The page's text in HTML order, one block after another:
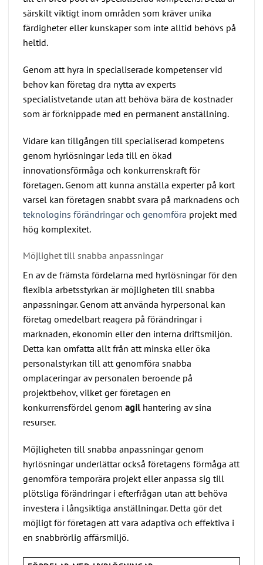
särskilt viktigt inom områden som kräver unika
färdigheter eller kunskaper som inte alltid behövs på
heltid.
Genom att hyra in specialiserade kompetenser vid
behov kan företag dra nytta av experts
specialistvetande utan att behöva bära de kostnader
som är förknippade med en permanent anställning.
Vidare kan tillgången till specialiserad kompetens
genom hyrlösningar leda till en ökad
innovationsförmåga och konkurrenskraft för
företagen. Genom att kunna anställa experter på kort
varsel kan företagen snabbt svara på marknadens och
teknologins förändringar och genomföra projekt med
hög komplexitet.
Möjlighet till snabba anpassningar
En av de främsta fördelarna med hyrlösningar för den
flexibla arbetsstyrkan är möjligheten till snabba
anpassningar. Genom att använda hyrpersonal kan
företag omedelbart reagera på förändringar i
marknaden, ekonomin eller den interna driftsmiljön.
Detta kan omfatta allt från att minska eller öka
personalstyrkan till att genomföra snabba
omplaceringar av personalen beroende på
projektbehov, vilket ger företagen en
konkurrensfördel genom agilhantering av sina
resurser.
Möjligheten till snabba anpassningar genom
hyrlösningar underlättar också företagens förmåga att
genomföra temporära projekt eller anpassa sig till
plötsliga förändringar i efterfrågan utan att behöva
investera i långsiktiga anställningar. Detta gör det
möjligt för företagen att vara adaptiva och effektiva i
en snabbrörlig affärsmiljö.